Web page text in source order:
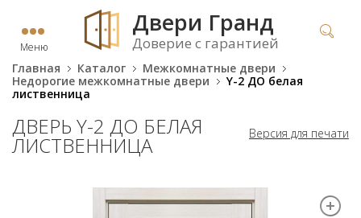
Меню
Двери Гранд
Доверие с гарантией
Главная Каталог
Межкомнатные двери
Недорогие межкомнатные двери
Y-2 ДО белая
лиственница
Версия для печати
ДВЕРЬ Y-2 ДО БЕЛАЯ
ЛИСТВЕННИЦА